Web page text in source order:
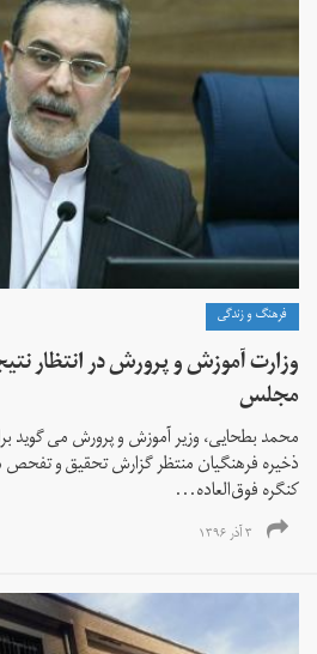
فرهنگ و زندگی
وزارت آموزش و پرورش در انتظار
مجلس
محمد بطحایی، وزیر آموزش و پرورش می
ذخیره فرهنگیان منتظر گزارش تحقیق و
کنگره فوق‌العاده...
۳ آذر ۱۳۹۶